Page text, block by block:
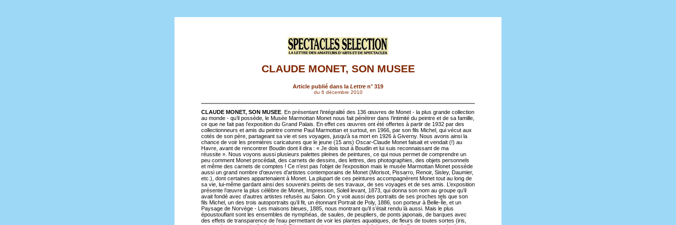
CLAUDE MONET, SON MUSEE
Article publié dans la Lettre n° 319
du 6 décembre 2010
CLAUDE MONET, SON MUSEE . En présentant l’intégralité des 136 œuvres de Monet - la plus grande collection
au monde - qu’il possède, le Musée Marmottan Monet nous fait pénétrer dans l’intimité du peintre et de sa famille,
ce que ne fait pas l’exposition du Grand Palais. En effet ces œuvres ont été offertes à partir de 1932 par des
collectionneurs et amis du peintre comme Paul Marmottan et surtout, en 1966, par son fils Michel, qui vécut aux
cotés de son père, partageant sa vie et ses voyages, jusqu’à sa mort en 1926 à Giverny. Nous avons ainsi la
chance de voir les premières caricatures que le jeune (15 ans) Oscar-Claude Monet faisait et vendait (!) au
Havre, avant de rencontrer Boudin dont il dira : « Je dois tout à Boudin et lui suis reconnaissant de ma
réussite ». Nous voyons aussi plusieurs palettes pleines de peintures, ce qui nous permet de comprendre un
peu comment Monet procédait, des carnets de dessins, des lettres, des photographies, des objets personnels
et même des carnets de comptes ! Ce n’est pas l’objet de l’exposition mais le musée Marmottan Monet possède
aussi un grand nombre d’œuvres d’artistes contemporains de Monet (Morisot, Pissarro, Renoir, Sisley, Daumier,
etc.), dont certaines appartenaient à Monet. La plupart de ces peintures accompagnèrent Monet tout au long de
sa vie, lui-même gardant ainsi des souvenirs peints de ses travaux, de ses voyages et de ses amis. L’exposition
présente l’œuvre la plus célèbre de Monet, Impression, Soleil levant, 1873, qui donna son nom au groupe qu’il
avait fondé avec d’autres artistes refusés au Salon. On y voit aussi des portraits de ses proches tels que son
fils Michel, un des trois autoportraits qu’il fit, un étonnant Portrait de Poly, 1886, son porteur à Belle-Île, et un
Paysage de Norvège - Les maisons bleues, 1885, nous montrant qu’il s’était rendu là aussi. Mais le plus
époustouflant sont les ensembles de nymphéas, de saules, de peupliers, de ponts japonais, de barques avec
des effets de transparence de l’eau permettant de voir les plantes aquatiques, de fleurs de toutes sortes (iris,